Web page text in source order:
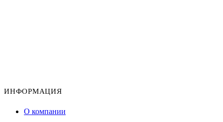
ИНФОРМАЦИЯ
О компании